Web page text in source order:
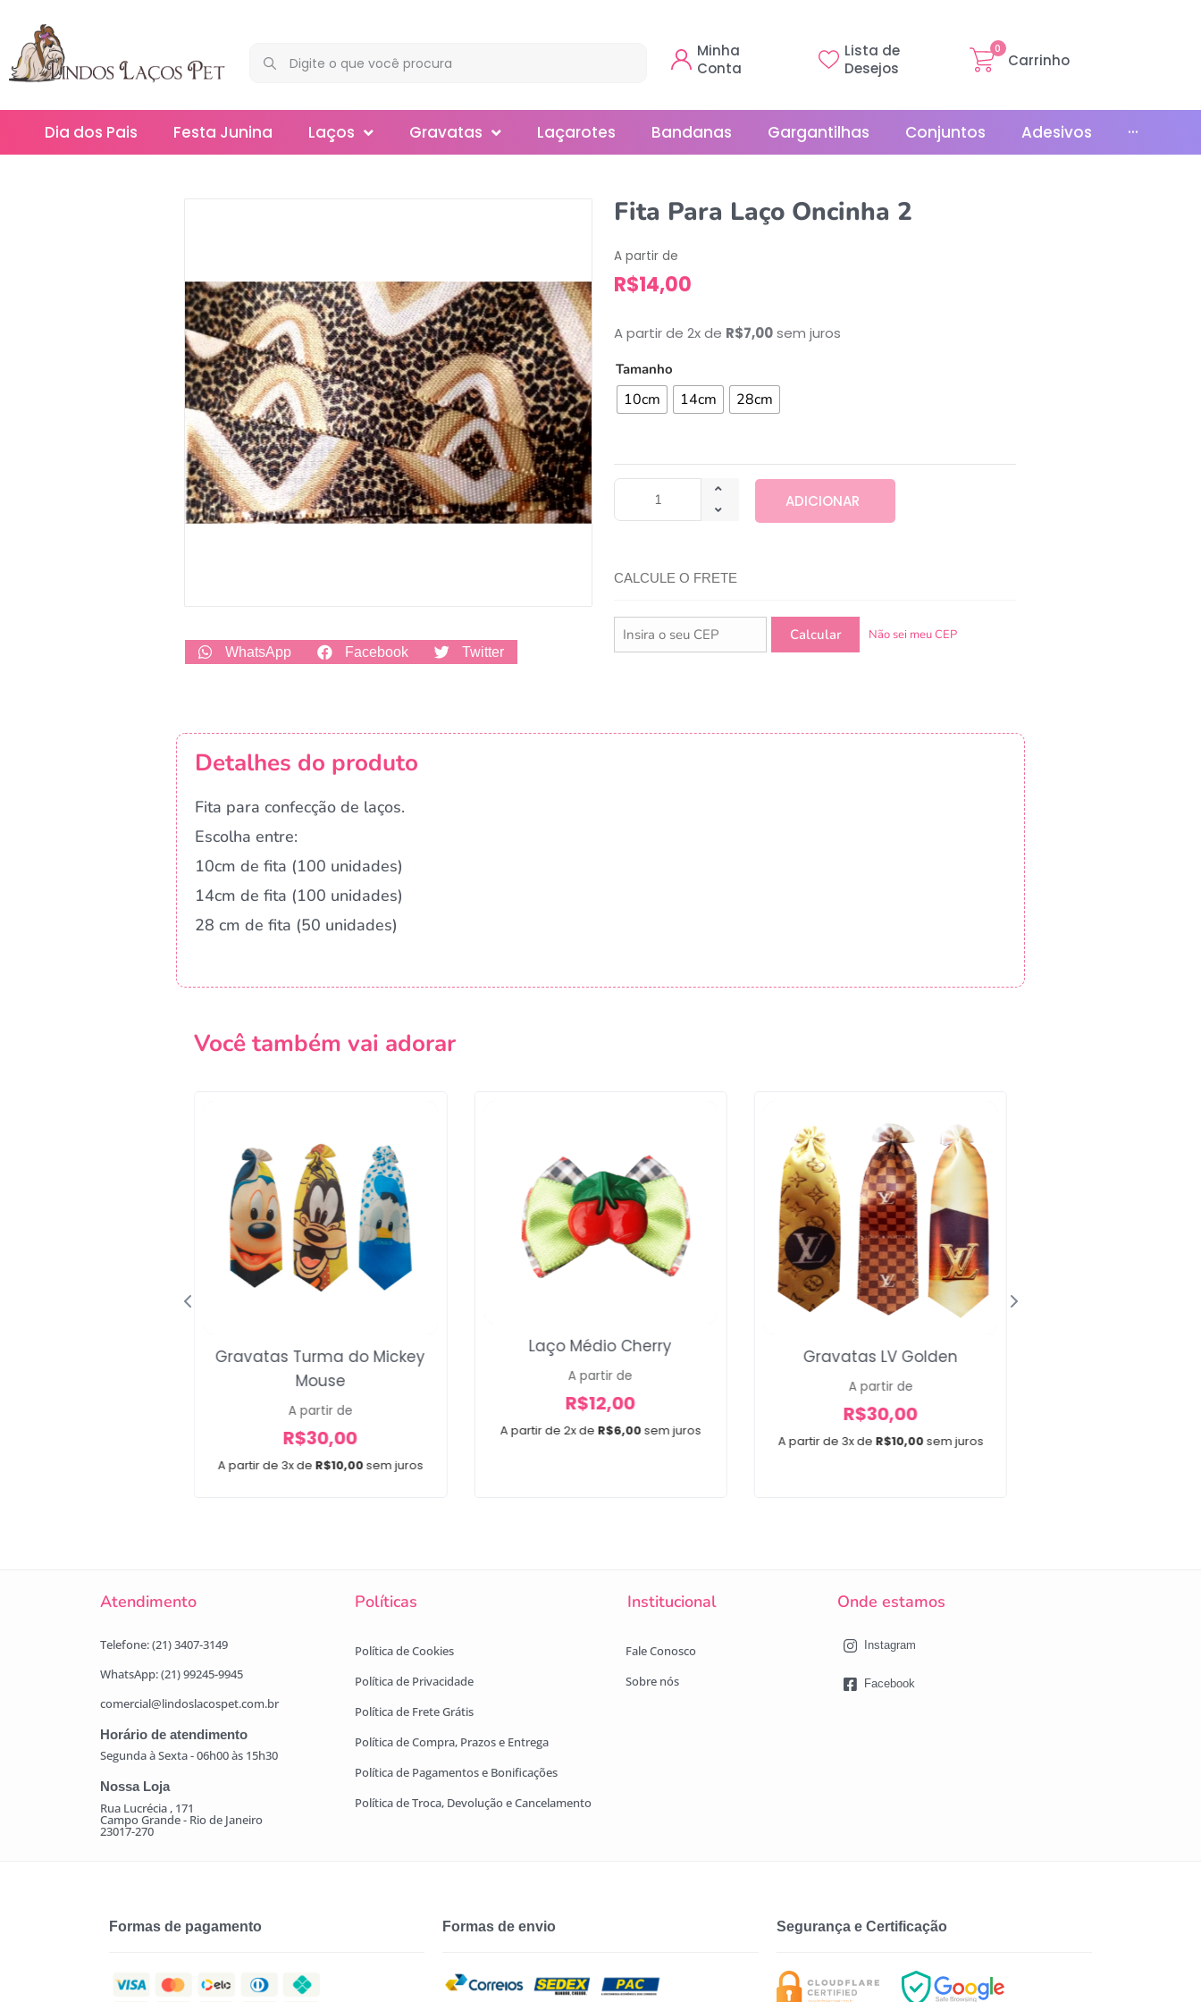
Minha
Conta
Lista de
Desejos
Carrinho
0
Dia dos Pais Festa Junina Laços
Mini
Slim
Splash
Gravatas
Smoking
Laçarotes Bandanas Gargantilhas Conjuntos Adesivos ···
WhatsApp Facebook Twitter
Fita Para Laço Oncinha 2
A partir de
R$14,00
A partir de 2x de R$7,00sem juros
Tamanho
10cm 14cm 28cm
ADICIONAR
CALCULE O FRETE
Não sei meu CEP
Detalhes do produto
Fita para confecção de laços.
Escolha entre:
10cm de fita (100 unidades)
14cm de fita (100 unidades)
28 cm de fita (50 unidades)
Você também vai adorar
A partir de 3x de R$10,00sem juros
Gravatas Turma do Mickey
Mouse
A partir de
R$30,00 A partir de 2x de R$6,00sem juros
Laço Médio Cherry
A partir de
R$12,00
A partir de 3x de R$10,00sem juros
Gravatas LV Golden
A partir de
R$30,00
Atendimento Políticas Institucional Onde estamos
Telefone: (21) 3407-3149
WhatsApp: (21) 99245-9945
comercial@lindoslacospet.com.br
Horário de atendimento
Segunda à Sexta - 06h00 às 15h30
Nossa Loja
Rua Lucrécia , 171
Campo Grande - Rio de Janeiro
23017-270
Política de Cookies
Política de Privacidade
Política de Frete Grátis
Política de Compra, Prazos e Entrega
Política de Pagamentos e Bonificações
Política de Troca, Devolução e Cancelamento
Fale Conosco
Sobre nós
Instagram
Facebook
Formas de pagamento Formas de envio Segurança e Certificação